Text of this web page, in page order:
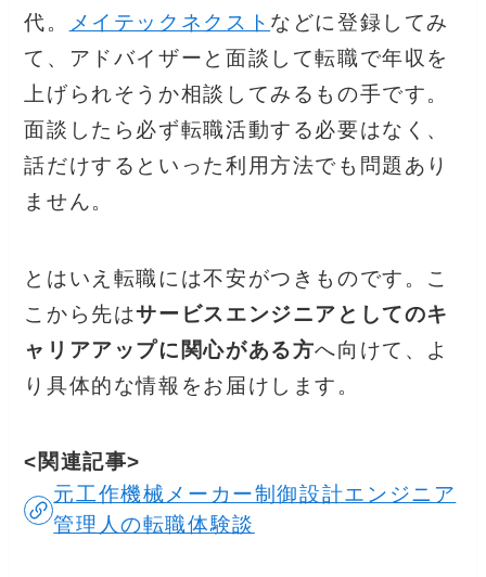
代。
メイテックネクスト などに登録してみ
て、アドバイザーと面談して転職で年収を
上げられそうか相談してみるもの手です。
面談したら必ず転職活動する必要はなく、
話だけするといった利用方法でも問題あり
ません。
とはいえ転職には不安がつきものです。こ
こから先はサービスエンジニアとしてのキ
ャリアアップに関心がある方へ向けて、よ
り具体的な情報をお届けします。
<関連記事>
元工作機械メーカー制御設計エンジニア
管理人の転職体験談